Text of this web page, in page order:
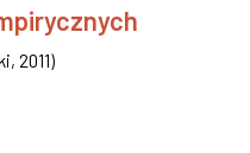
, 2011)